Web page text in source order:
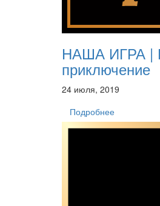
НАША ИГРА |
приключение
24 июля, 2019
Подробнее